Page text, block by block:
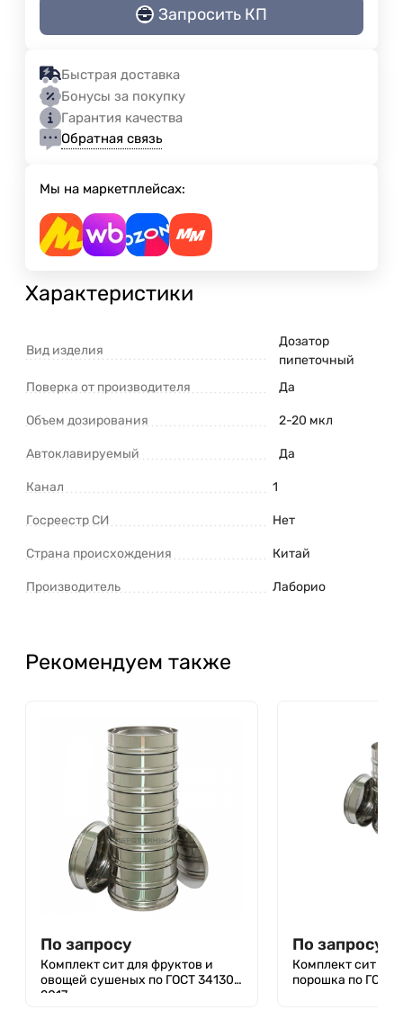
Запросить КП
Быстрая доставка
Бонусы за покупку
Гарантия качества
Обратная связь
Мы на маркетплейсах:
Характеристики
Вид изделия
Дозатор
пипеточный
Поверка от производителя
Да
Объем дозирования 2-20 мкл
Автоклавируемый Да
Канал 1
Госреестр СИ Нет
Страна происхождения Китай
Производитель Лаборио
Рекомендуем также
По запросу
Комплект сит для фруктов и
овощей сушеных по ГОСТ 34130-
2017
По запросу
Комплект сит
порошка по ГОСТ